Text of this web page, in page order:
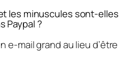
les minuscules sont-elles
Paypal ?
e-mail grand au lieu d’être